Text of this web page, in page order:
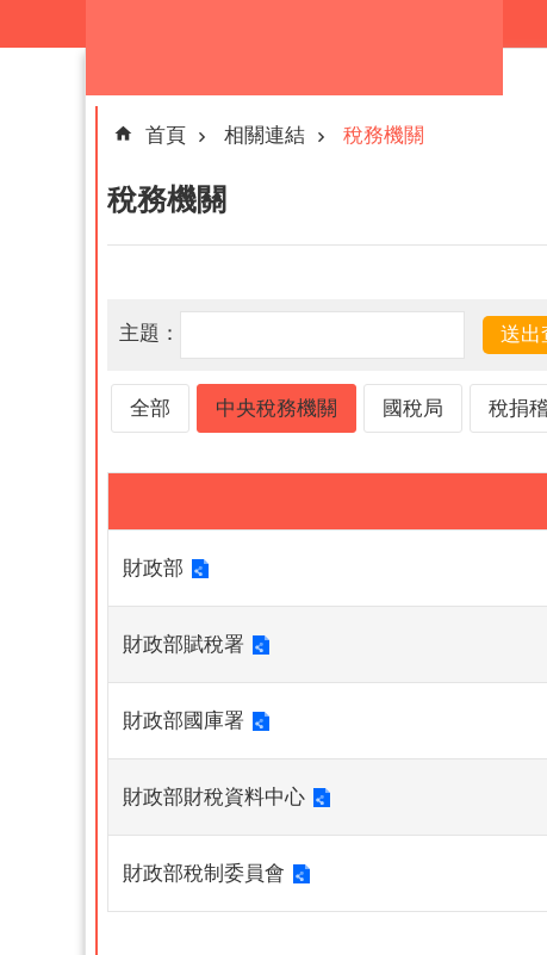
首頁 相關連結 稅務機關
稅務機關
主題：
全部 中央稅務機關 國稅局 稅捐
財政部
財政部賦稅署
財政部國庫署
財政部財稅資料中心
財政部稅制委員會